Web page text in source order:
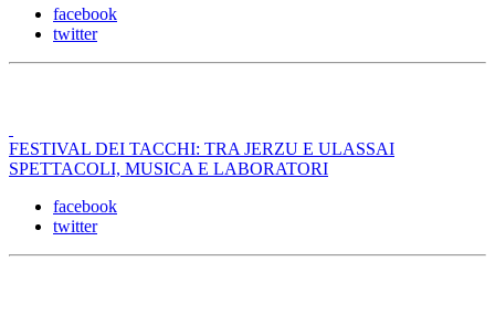
facebook
twitter
FESTIVAL DEI TACCHI: TRA JERZU E ULASSAI
SPETTACOLI, MUSICA E LABORATORI
facebook
twitter